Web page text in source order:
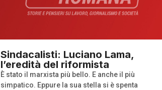
Sindacalisti: Luciano Lama,
l’eredità del riformista
È stato il marxista più bello. E anche il più
simpatico. Eppure la sua stella si è spenta